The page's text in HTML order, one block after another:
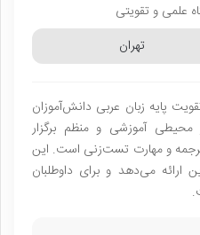
علمی و تقویتی
تهران
پایه زبان عربی دانش‌آموزان
آموزشی و منظم برگزار
و مهارت تست‌زنی است. این
می‌دهد و برای داوطلبان